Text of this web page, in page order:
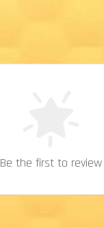
Be the first to review